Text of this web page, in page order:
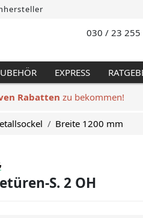
030 / 23 255
EXPRESS
Rabatten zu bekommen!
Breite 1200 mm
S. 2 OH